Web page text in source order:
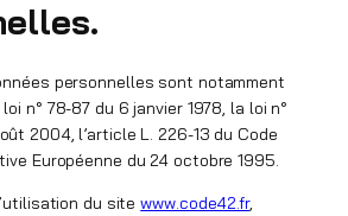
personnelles sont notamment
n° 78-87 du 6 janvier 1978, la loi n°
2004, l’article L. 226-13 du Code
Européenne du 24 octobre 1995.
du sitewww.code42.fr,